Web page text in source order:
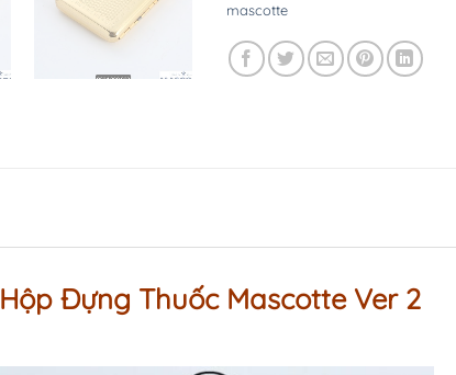
mascotte
Hộp Đựng Thuốc Mascotte Ver 2